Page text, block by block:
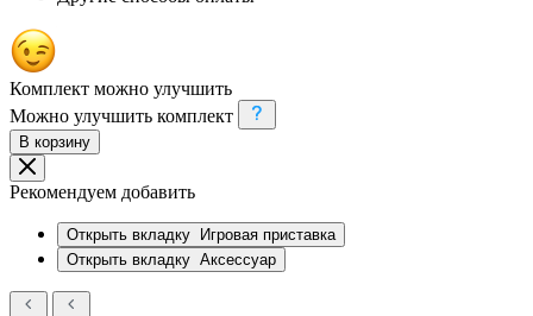
Комплект можно улучшить
Можно улучшить комплект
В корзину
Рекомендуем добавить
Открыть вкладку
Игровая приставка
Открыть вкладку Аксессуар